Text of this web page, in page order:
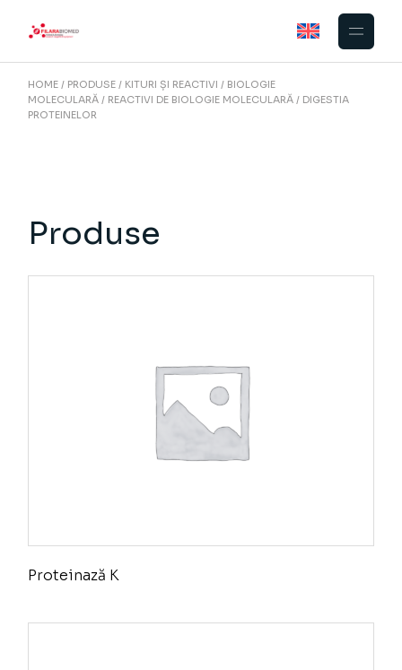
HOME PRODUSE KITURI ȘI REACTIVI
BIOLOGIE
MOLECULARĂ
REACTIVI DE BIOLOGIE MOLECULARĂ
DIGESTIA
PROTEINELOR
Produse
Proteinază K